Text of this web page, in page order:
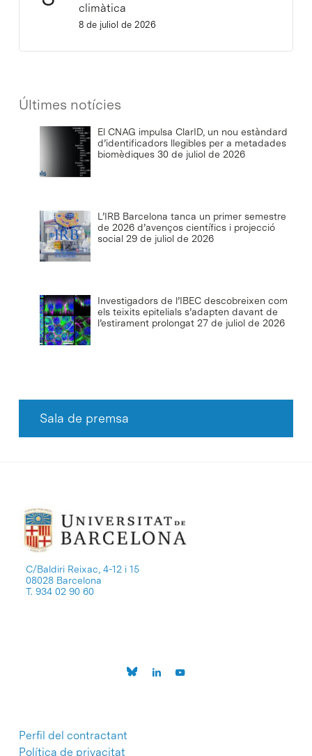
climàtica
8 de juliol de 2026
Últimes notícies
El CNAG impulsa ClarID, un nou estàndard
d’identificadors llegibles per a metadades
biomèdiques 30 de juliol de 2026
L’IRB Barcelona tanca un primer semestre
de 2026 d’avenços científics i projecció
social 29 de juliol de 2026
Investigadors de l’IBEC descobreixen com
els teixits epitelials s’adapten davant de
l’estirament prolongat 27 de juliol de 2026
Sala de premsa
C/Baldiri Reixac, 4-12 i 15
08028 Barcelona
T. 934 02 90 60
Perfil del contractant
Política de privacitat